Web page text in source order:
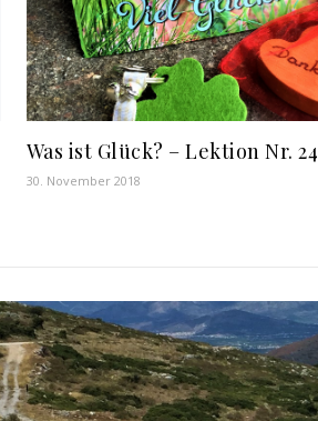
Was ist Glück? – Lektion Nr. 24
30. November 2018